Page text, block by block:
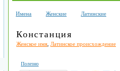
Имена Женские Латинские
Констанция
Женское имя Латинское происхождение
Полезно